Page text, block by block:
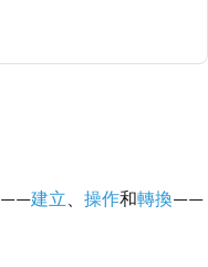
——建立 操作和轉換——